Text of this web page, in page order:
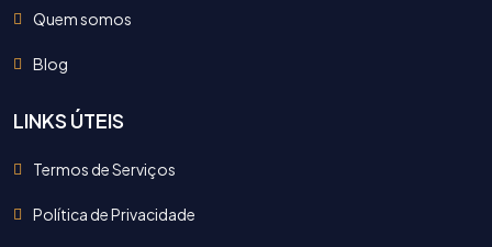
Quem somos
Blog
LINKS ÚTEIS
Termos de Serviços
Política de Privacidade